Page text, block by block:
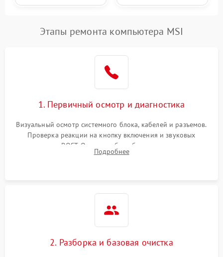
Этапы ремонта компьютера MSI
1. Первичный осмотр и диагностика
Визуальный осмотр системного блока, кабелей и разъемов.
Проверка реакции на кнопку включения и звуковых
сигналов POST. Оценка работы блока питания для
локализации базовых неисправностей без полного разбора.
Подробнее
2. Разборка и базовая очистка